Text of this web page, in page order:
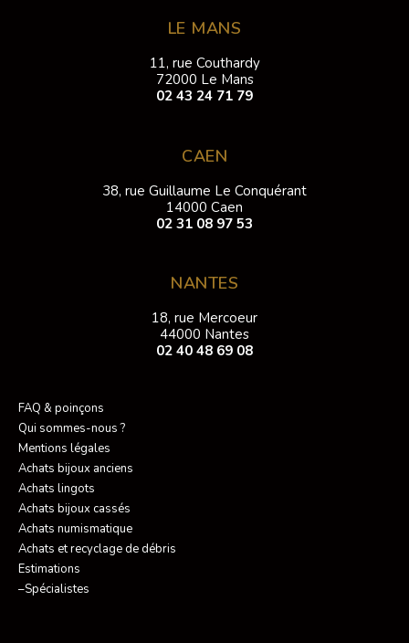
LE MANS
11, rue Couthardy
72000 Le Mans
02 43 24 71 79
CAEN
38, rue Guillaume Le Conquérant
14000 Caen
02 31 08 97 53
NANTES
18, rue Mercoeur
44000 Nantes
02 40 48 69 08
FAQ & poinçons
Qui sommes-nous ?
Mentions légales
Achats bijoux anciens
Achats lingots
Achats bijoux cassés
Achats numismatique
Achats et recyclage de débris
Estimations
–Spécialistes